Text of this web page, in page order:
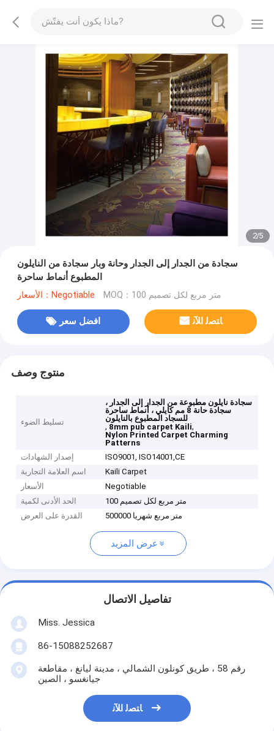
2/5
سجادة من الجدار إلى الجدار وحانة وبار سجادة من النايلون
المطبوع أنماط ساحرة
الأسعار：Negotiable MOQ：100 متر مربع لكل تصميم
افضل سعر ﺎﺘﺼﻟ ﺍﻶﻧ
منتوج وصف
تسليط الضوء
سجادة نايلون مطبوعة من الجدار إلى الجدار ،
سجادة حانة 8 مم كايلي ، أنماط ساحرة
للسجاد المطبوع بالنايلون
, 8mm pub carpet Kaili,
Nylon Printed Carpet Charming
Patterns
إصدار الشهادات
ISO9001, ISO14001,CE
اسم العلامة التجارية
Kaili Carpet
الأسعار
Negotiable
الحد الأدنى لكمية
100 متر مربع لكل تصميم
القدرة على العرض
500000 متر مربع شهريا
عرض المزيد
تفاصيل الاتصال
Miss. Jessica
86-15088252687
رقم 58 ، طريق كونلون الشمالي ، مدينة ليانغ ، مقاطعة
جيانغسو ، الصين
ﺎﺘﺼﻟ ﺍﻶﻧ